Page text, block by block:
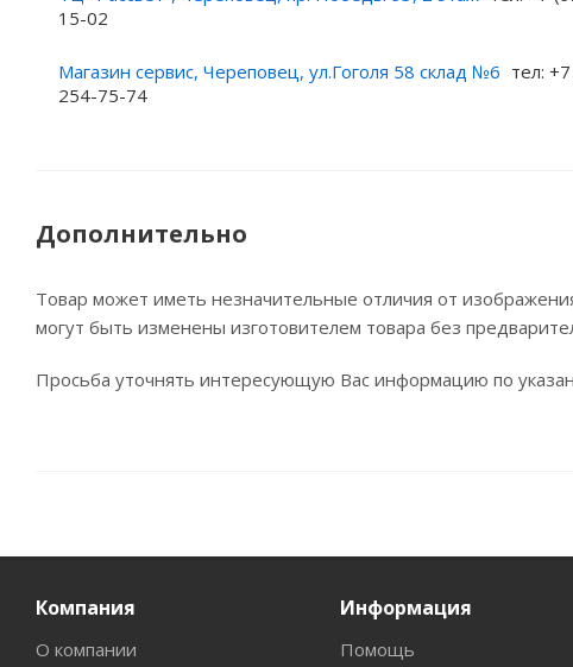
15-02
Магазин сервис, Череповец, ул.Гоголя 58 склад №6 тел:
254-75-74
Дополнительно
Товар может иметь незначительные отличия от
могут быть изменены изготовителем товара без
Просьба уточнять интересующую Вас информацию по
Компания
О компании
Информация
Помощь